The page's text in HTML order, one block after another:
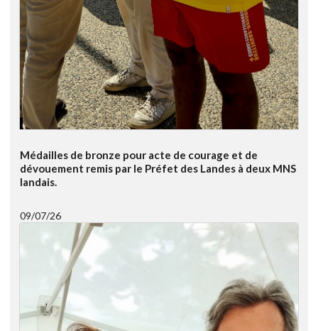
Médailles de bronze pour acte de courage et de
dévouement remis par le Préfet des Landes à deux MNS
landais.
09/07/26